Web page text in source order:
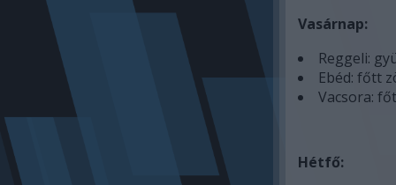
Vasárnap:
Reggeli:
Ebéd: főtt
Vacsora:
Hétfő: